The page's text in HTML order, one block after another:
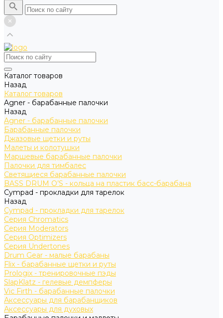
Каталог товаров
Назад
Каталог товаров
Agner - барабанные палочки
Назад
Agner - барабанные палочки
Барабанные палочки
Джазовые щетки и руты
Малеты и колотушки
Маршевые барабанные палочки
Палочки для тимбалес
Светящиеся барабанные палочки
BASS DRUM O’S - кольца на пластик басс-барабана
Cympad - прокладки для тарелок
Назад
Cympad - прокладки для тарелок
Серия Chromatics
Серия Moderators
Серия Optimizers
Серия Undertones
Drum Gear - малые барабаны
Flix - барабанные щетки и руты
Prologix - тренировочные пэды
SlapKlatz - гелевые демпферы
Vic Firth - барабанные палочки
Аксессуары для барабанщиков
Аксессуары для духовых